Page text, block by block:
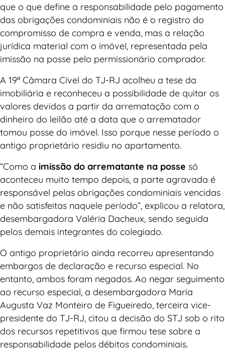
que o que define a responsabilidade pelo pagamento
das obrigações condominiais não é o registro do
compromisso de compra e venda, mas a relação
jurídica material com o imóvel, representada pela
imissão na posse pelo permissionário comprador.
A 19ª Câmara Cível do TJ-RJ acolheu a tese da
imobiliária e reconheceu a possibilidade de quitar os
valores devidos a partir da arrematação com o
dinheiro do leilão até a data que o arrematador
tomou posse do imóvel. Isso porque nesse período o
antigo proprietário residiu no apartamento.
“Como a imissão do arrematante na posse só
aconteceu muito tempo depois, a parte agravada é
responsável pelas obrigações condominiais vencidas
e não satisfeitas naquele período”, explicou a relatora,
desembargadora Valéria Dacheux, sendo seguida
pelos demais integrantes do colegiado.
O antigo proprietário ainda recorreu apresentando
embargos de declaração e recurso especial. No
entanto, ambos foram negados. Ao negar seguimento
ao recurso especial, a desembargadora Maria
Augusta Vaz Monteiro de Figueiredo, terceira vice-
presidente do TJ-RJ, citou a decisão do STJ sob o rito
dos recursos repetitivos que firmou tese sobre a
responsabilidade pelos débitos condominiais.